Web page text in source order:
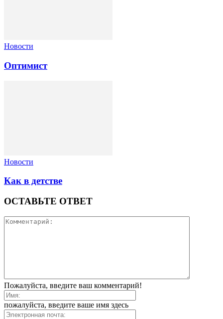
Новости
Оптимист
Новости
Как в детстве
ОСТАВЬТЕ ОТВЕТ
Пожалуйста, введите ваш комментарий!
пожалуйста, введите ваше имя здесь